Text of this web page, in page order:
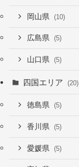
岡山県 (10)
広島県 (5)
山口県 (5)
四国エリア (20)
徳島県 (5)
香川県 (5)
愛媛県 (5)